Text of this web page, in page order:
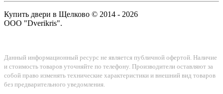
Купить двери в Щелково © 2014 - 2026
ООО "Dverikris".
Данный информационный ресурс не является публичной офертой. Наличие
и стоимость товаров уточняйте по телефону. Производители оставляют за
собой право изменять технические характеристики и внешний вид товаров
без предварительного уведомления.